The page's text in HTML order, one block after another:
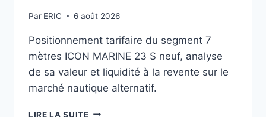
Par ERIC 6 août 2026
Positionnement tarifaire du segment 7
mètres ICON MARINE 23 S neuf, analyse
de sa valeur et liquidité à la revente sur le
marché nautique alternatif.
LIRE LA SUITEICON